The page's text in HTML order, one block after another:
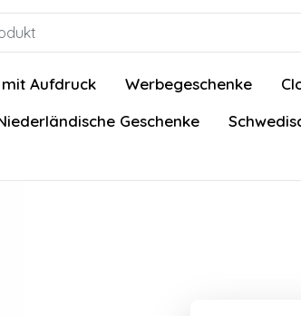
mit Aufdruck Werbegeschenke
Geschenke